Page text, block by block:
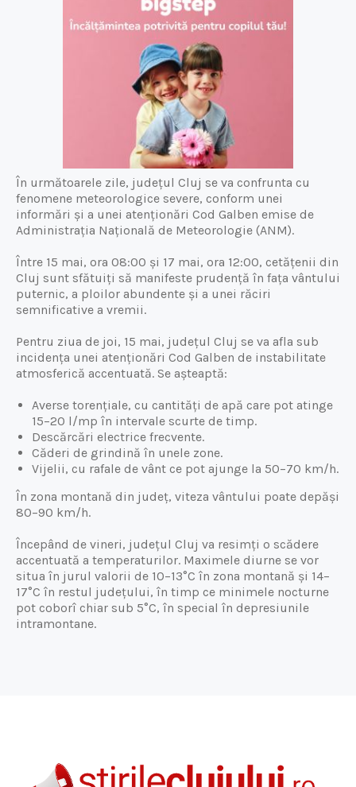
În următoarele zile, județul Cluj se va confrunta cu
fenomene meteorologice severe, conform unei
informări și a unei atenționări Cod Galben emise de
Administrația Națională de Meteorologie (ANM).
Între 15 mai, ora 08:00 și 17 mai, ora 12:00, cetățenii din
Cluj sunt sfătuiți să manifeste prudență în fața vântului
puternic, a ploilor abundente și a unei răciri
semnificative a vremii.
Pentru ziua de joi, 15 mai, județul Cluj se va afla sub
incidența unei atenționări Cod Galben de instabilitate
atmosferică accentuată. Se așteaptă:
Averse torențiale, cu cantități de apă care pot atinge
15–20 l/mp în intervale scurte de timp.
Descărcări electrice frecvente.
Căderi de grindină în unele zone.
Vijelii, cu rafale de vânt ce pot ajunge la 50–70 km/h.
În zona montană din județ, viteza vântului poate depăși
80–90 km/h.
Începând de vineri, județul Cluj va resimți o scădere
accentuată a temperaturilor. Maximele diurne se vor
situa în jurul valorii de 10–13°C în zona montană și 14–
17°C în restul județului, în timp ce minimele nocturne
pot coborî chiar sub 5°C, în special în depresiunile
intramontane.